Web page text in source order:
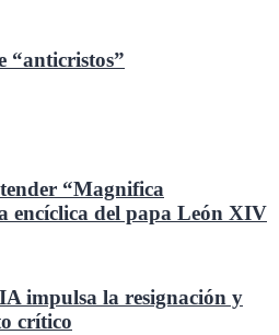
“anticristos”
“Magnifica
encíclica del papa León XIV
impulsa la resignación y
crítico